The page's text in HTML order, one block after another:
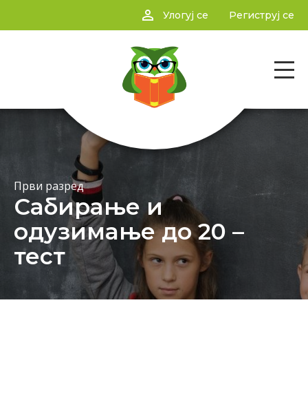
person_outline Улогуј се Региструј се
Први разред
Сабирање и
одузимање до 20 –
тест